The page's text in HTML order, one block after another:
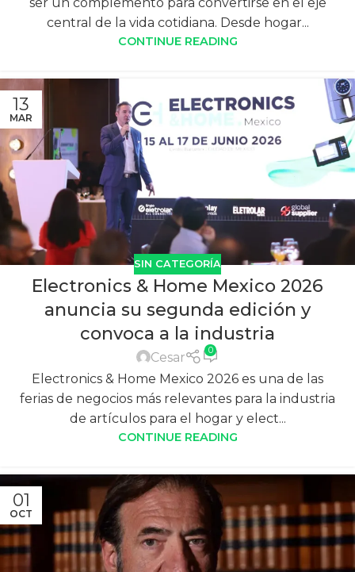
central de la vida cotidiana. Desde hogar...
CONTINUE READING
13
MAR
SIN CATEGORÍA
Electronics & Home Mexico 2026
anuncia su segunda edición y
convoca a la industria
Cesar 0
Electronics & Home Mexico 2026 es una de las
ferias de negocios más relevantes para la industria
de artículos para el hogar y elect...
CONTINUE READING
01
OCT